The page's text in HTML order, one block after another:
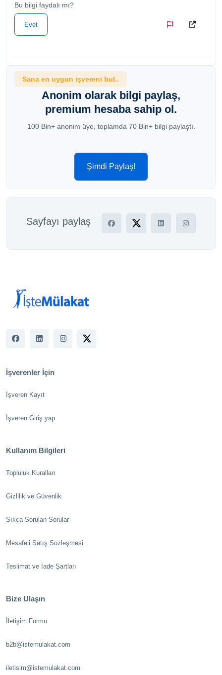
Bu bilgi faydalı mı?
Evet
Sana en uygun işvereni bul..
Anonim olarak bilgi paylaş,
premium hesaba sahip ol.
100 Bin+ anonim üye, toplamda 70 Bin+ bilgi paylaştı.
Şimdi Paylaş!
Sayfayı paylaş
İşverenler İçin
İşveren Kayıt
İşveren Giriş yap
Kullanım Bilgileri
Topluluk Kuralları
Gizlilik ve Güvenlik
Sıkça Sorulan Sorular
Mesafeli Satış Sözleşmesi
Teslimat ve İade Şartları
Bize Ulaşın
İletişim Formu
b2b@istemulakat.com
iletisim@istemulakat.com